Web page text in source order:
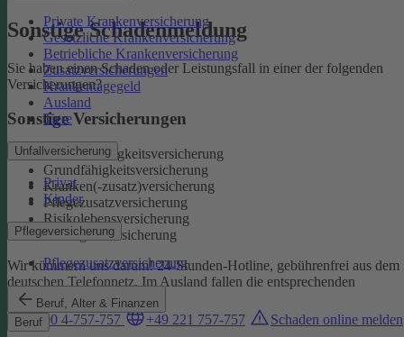
Private Krankenversicherung
Gesetzliche Krankenversicherung
Betriebliche Krankenversicherung
Zusatzversicherungen
Krankentagegeld
Ausland
Tiere
Unfallversicherung
Privat
Kinder
Pflegeversicherung
Pflegezusatzversicherung
Beruf, Alter & Finanzen
Beruf
Sonstige Schadenmeldung
Sie haben einen Schaden oder Leistungsfall in einer der folgenden
Versicherungen?
Sonstige Versicherungen
Berufsunfähigkeitsversicherung
Grundfähigkeitsversicherung
Kranken(-zusatz)versicherung
Pflegezusatzversicherung
Risikolebensversicherung
Sterbegeldversicherung
Wir kümmern uns darum!24-Stunden-Hotline, gebührenfrei aus dem
deutschen Telefonnetz. Im Ausland fallen die entsprechenden
Landesgebühren an:
0800 4-757-757
+49 221 757-757 Schaden online melden